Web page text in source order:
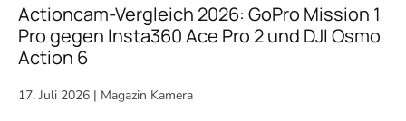
Actioncam-Vergleich 2026: GoPro Mission 1
Pro gegen Insta360 Ace Pro 2 und DJI Osmo
Action 6
17. Juli 2026 | Magazin Kamera